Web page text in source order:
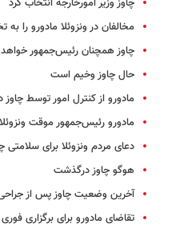
چاوز وزیر امورخارجه انتخاب کرد
مخالفان در ونزوئلا مادورو را
چاوز همچنان رئیس‌جمهور خواهد
حال چاوز وخیم است
مادورو از کنترل امور توسط
مادورو رئیس‌جمهور موقت
دعای مردم ونزوئلا برای سلامتی
هوگو چاوز درگذشت
آخرین وضعیت چاوز پس از
تقاضای مادورو برای برگزاری